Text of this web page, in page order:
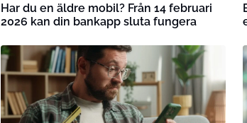
Har du en äldre mobil? Från 14 februari
2026 kan din bankapp sluta fungera